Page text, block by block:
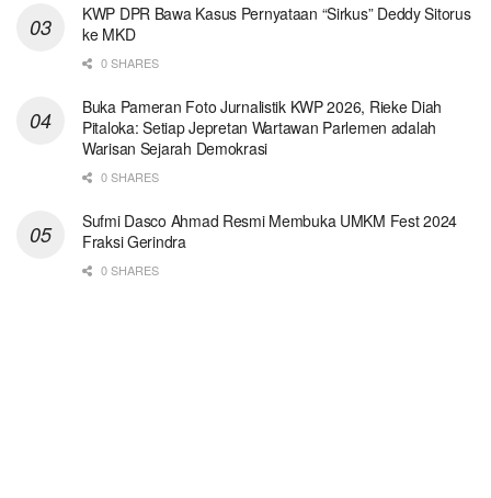
KWP DPR Bawa Kasus Pernyataan “Sirkus” Deddy Sitorus
ke MKD
0 SHARES
Buka Pameran Foto Jurnalistik KWP 2026, Rieke Diah
Pitaloka: Setiap Jepretan Wartawan Parlemen adalah
Warisan Sejarah Demokrasi
0 SHARES
Sufmi Dasco Ahmad Resmi Membuka UMKM Fest 2024
Fraksi Gerindra
0 SHARES